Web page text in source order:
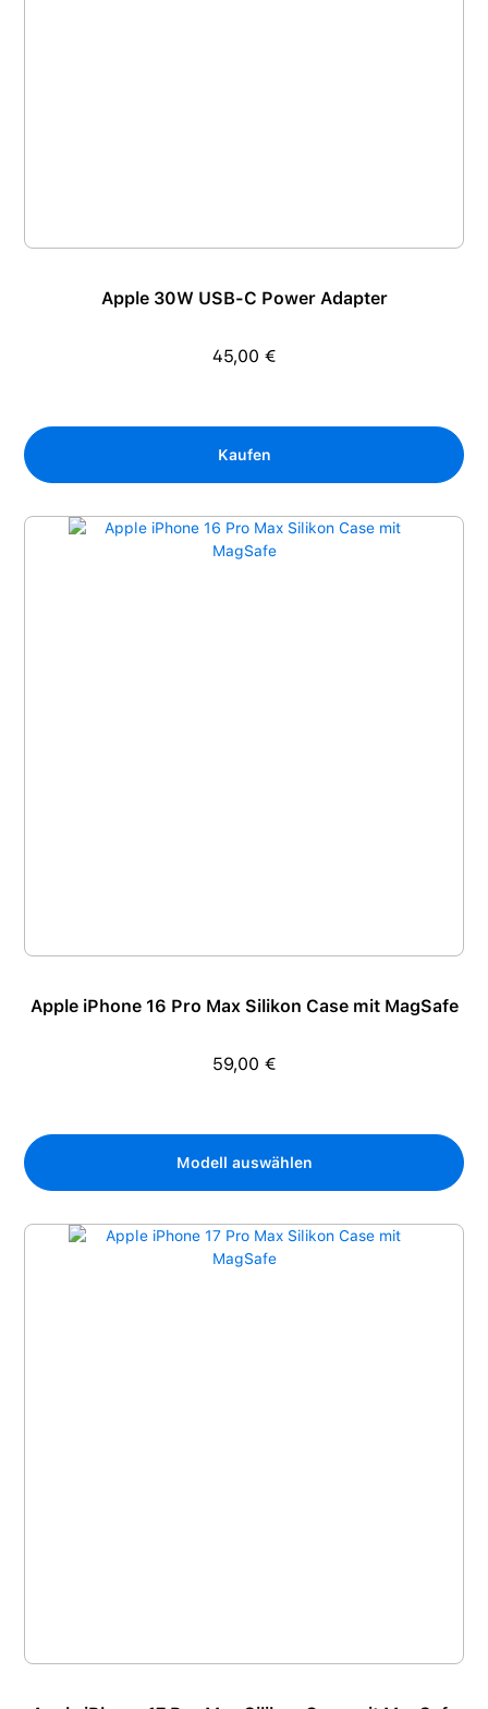
Apple 30W USB-C Power Adapter
Regulärer Preis:
45,00 €
Kaufen
Apple iPhone 16 Pro Max Silikon Case mit MagSafe
Regulärer Preis:
59,00 €
Modell auswählen